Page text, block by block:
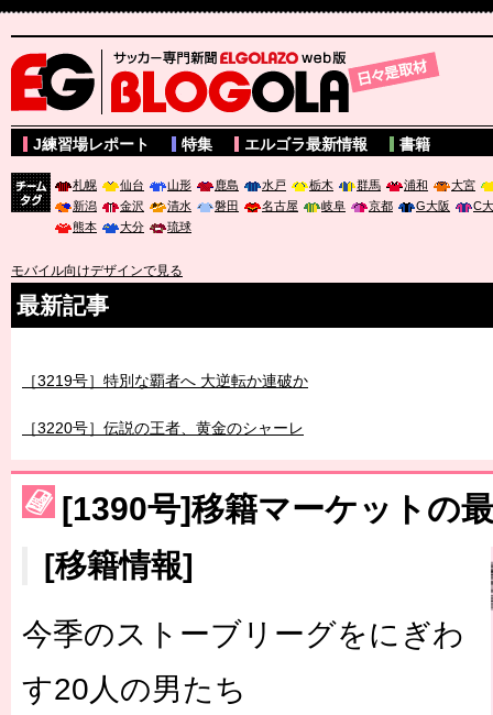
サッカー専門新聞ELGOLAZO web版 BLOGOLA
J練習場レポート 特集 エルゴラ最新情報 書籍
札幌 仙台 山形 鹿島 水戸 栃木 群馬 浦和
大宮
新潟
金沢 清水 磐田 名古屋 岐阜 京都 G大阪
C
熊本
大分 琉球
モバイル向けデザインで見る
最新記事
［3230号］世界一への夢は終わらない
［3223号］一丸。日本出陣
[1390号]移籍マーケットの
[移籍情報]
今季のストーブリーグをにぎわ
す20人の男たち